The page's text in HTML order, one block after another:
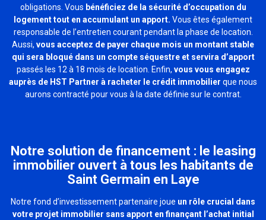
obligations. Vous bénéficiez de la sécurité d’occupation du
logement tout en accumulant un apport. Vous êtes également
responsable de l’entretien courant pendant la phase de location.
Aussi, vous acceptez de payer chaque mois un montant stable
qui sera bloqué dans un compte séquestre et servira d’apport
passés les 12 à 18 mois de location. Enfin, vous vous engagez
auprès de HST Partner à racheter le crédit immobilier que nous
aurons contracté pour vous à la date définie sur le contrat.
Notre solution de financement : le leasing
immobilier ouvert à tous les habitants de
Saint Germain en Laye
Notre fond d’investissement partenaire joue un rôle crucial dans
votre projet immobilier sans apport en finançant l’achat initial